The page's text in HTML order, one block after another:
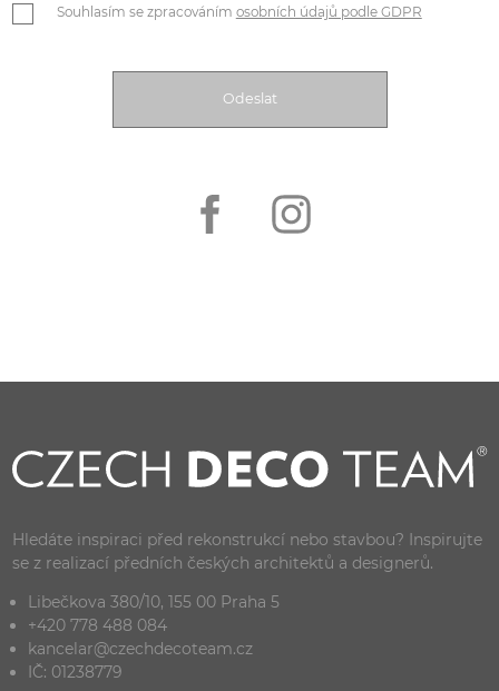
Souhlasím se zpracováním osobních údajů podle GDPR
Hledáte inspiraci před rekonstrukcí nebo stavbou? Inspirujte
se z realizací předních českých architektů a designerů.
Libečkova 380/10, 155 00 Praha 5
+420 778 488 084
kancelar@czechdecoteam.cz
IČ: 01238779